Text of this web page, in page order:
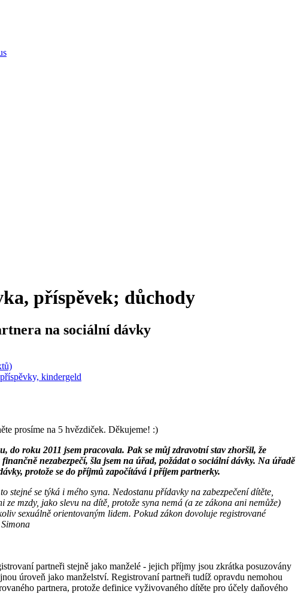
příspěvek; důchody
na sociální dávky
kindergeld
prosíme na 5 hvězdiček. Děkujeme! :)
do roku 2011 jsem pracovala. Pak se můj zdravotní stav zhoršil, že
nezabezpečí, šla jsem na úřad, požádat o sociální dávky. Na úřadě
protože se do příjmů započítává i příjem partnerky.
se týká i mého syna. Nedostanu přídavky na zabezpečení dítěte,
mzdy, jako slevu na dítě, protože syna nemá (a ze zákona ani nemůže)
sexuálně orientovaným lidem. Pokud zákon dovoluje registrované
partneři stejně jako manželé - jejich příjmy jsou zkrátka posuzovány
úroveň jako manželství. Registrovaní partneři tudíž opravdu nemohou
partnera, protože definice vyživovaného dítěte pro účely daňového